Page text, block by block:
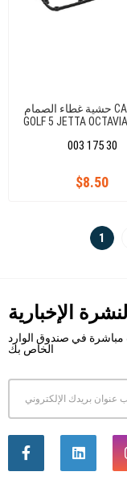
حشية غطاء الصمام CADDY T5
GOLF 5 JETTA
003 175 30
$8.50
1
في صندوق الوارد
الخاص بك